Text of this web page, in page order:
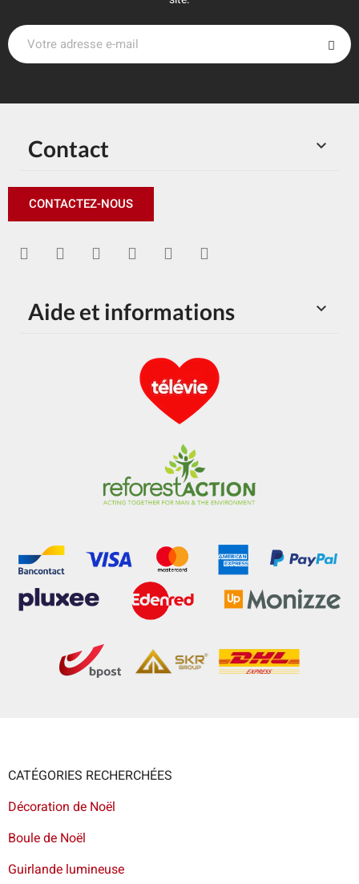

Contact
CONTACTEZ-NOUS

Aide et informations
CATÉGORIES RECHERCHÉES
Décoration de Noël
Boule de Noël
Guirlande lumineuse